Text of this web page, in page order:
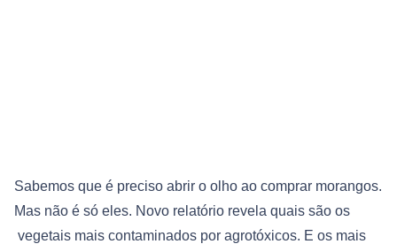
Sabemos que é preciso abrir o olho ao comprar morangos.
Mas não é só eles. Novo relatório revela quais são os
vegetais mais contaminados por agrotóxicos. E os mais